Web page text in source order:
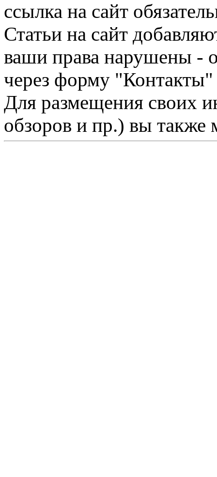
ссылка на сайт
Статьи на сайт
ваши права нарушены -
через форму "Контакты"
Для размещения своих
обзоров и пр.) вы также